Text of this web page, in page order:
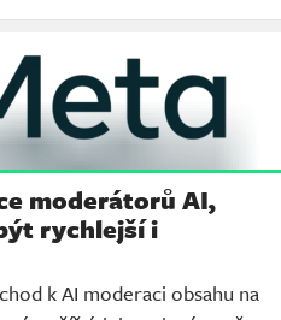
moderátorů AI,
rychlejší i
k AI moderaci obsahu na